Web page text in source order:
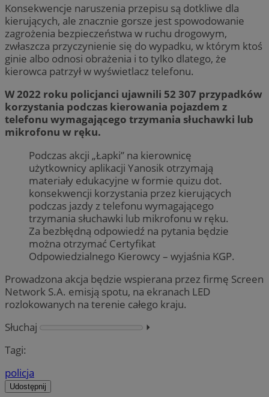
Konsekwencje naruszenia przepisu są dotkliwe dla
kierujących, ale znacznie gorsze jest spowodowanie
zagrożenia bezpieczeństwa w ruchu drogowym,
zwłaszcza przyczynienie się do wypadku, w którym ktoś
ginie albo odnosi obrażenia i to tylko dlatego, że
kierowca patrzył w wyświetlacz telefonu.
W 2022 roku policjanci ujawnili 52 307 przypadków
korzystania podczas kierowania pojazdem z
telefonu wymagającego trzymania słuchawki lub
mikrofonu w ręku.
Podczas akcji „Łapki” na kierownicę
użytkownicy aplikacji Yanosik otrzymają
materiały edukacyjne w formie quizu dot.
konsekwencji korzystania przez kierujących
podczas jazdy z telefonu wymagającego
trzymania słuchawki lub mikrofonu w ręku.
Za bezbłędną odpowiedź na pytania będzie
można otrzymać Certyfikat
Odpowiedzialnego Kierowcy – wyjaśnia KGP.
Prowadzona akcja będzie wspierana przez firmę Screen
Network S.A. emisją spotu, na ekranach LED
rozlokowanych na terenie całego kraju.
Słuchaj
⏵︎
Tagi:
policja
Udostępnij